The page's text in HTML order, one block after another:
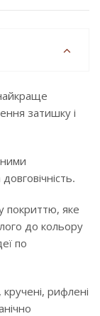
затишку і
покриттю, яке
до кольору
по
рифлені